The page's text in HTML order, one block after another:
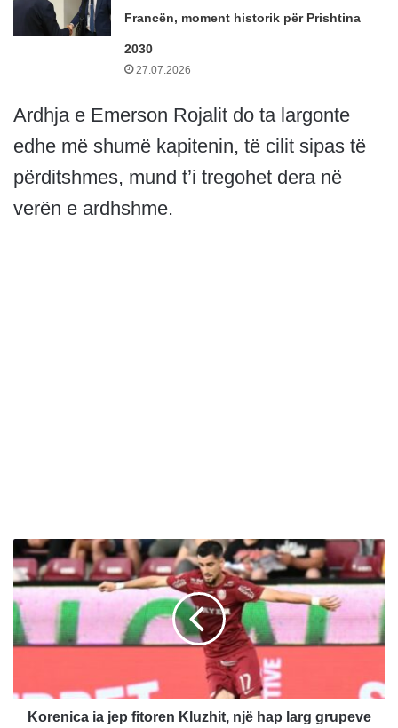
Francën, moment historik për Prishtina
2030
27.07.2026
Ardhja e Emerson Rojalit do ta largonte
edhe më shumë kapitenin, të cilit sipas të
përditshmes, mund t’i tregohet dera në
verën e ardhshme.
o
r
e
n
i
i
Korenica ia jep fitoren Kluzhit, një hap larg grupeve